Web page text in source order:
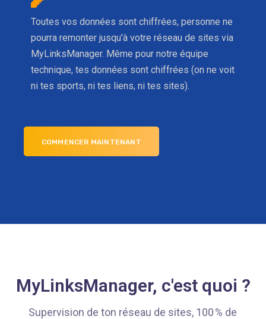
Toutes vos données sont chiffrées, personne ne
pourra remonter jusqu'à votre réseau de sites via
MyLinksManager. Même pour notre équipe
technique, tes données sont chiffrées (on ne voit
ni tes sports, ni tes liens, ni tes sites).
COMMENCER MAINTENANT
MyLinksManager, c'est quoi ?
Supervision de ton réseau de sites, 100 % de